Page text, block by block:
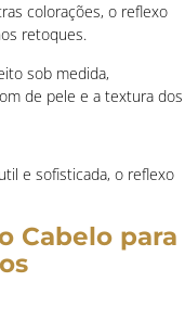
colorações, o reflexo
retoques.
sob medida,
de pele e a textura dos
e sofisticada, o reflexo
Cabelo para